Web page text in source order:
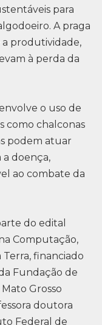
para
A praga
produtividade,
à perda da
o uso de
como chalconas
podem atuar
a doença,
ao combate da
do edital
Computação,
Terra, financiado
Fundação de
Grosso
doutora
Federal de